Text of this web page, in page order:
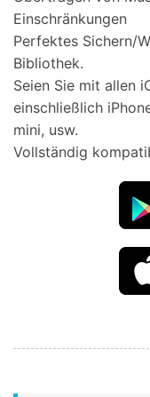
Einschränkungen
Perfektes Sichern/
Bibliothek.
Seien Sie mit allen
einschließlich
mini, usw.
Vollständig